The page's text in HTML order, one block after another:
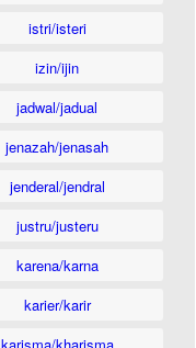
istri/isteri
izin/ijin
jadwal/jadual
jenazah/jenasah
jenderal/jendral
justru/justeru
karena/karna
karier/karir